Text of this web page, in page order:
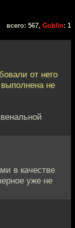
всего: 567, Goblin: 1
от него
не
в качестве
уже не